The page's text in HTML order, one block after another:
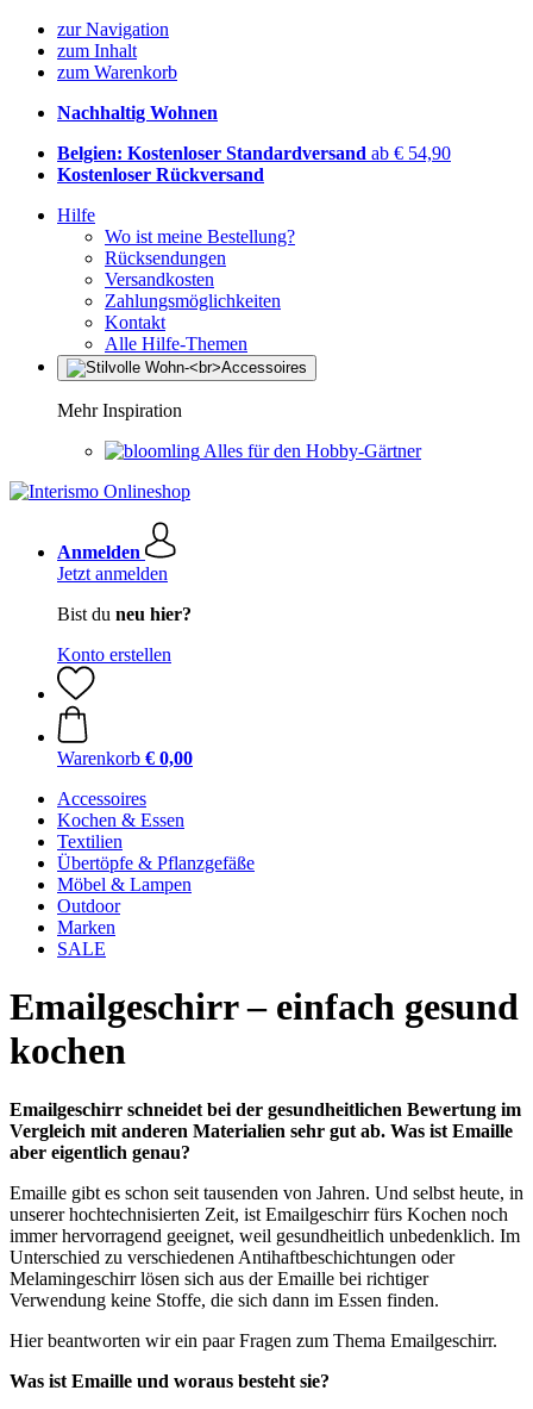
zur Navigation
zum Inhalt
zum Warenkorb
Nachhaltig Wohnen
Belgien: Kostenloser Standardversand ab € 54,90
Kostenloser Rückversand
Hilfe
Wo ist meine Bestellung?
Rücksendungen
Versandkosten
Zahlungsmöglichkeiten
Kontakt
Alle Hilfe-Themen
Mehr Inspiration
Alles für den Hobby-Gärtner
Anmelden
Jetzt anmelden
Bist du neu hier?
Konto erstellen
Warenkorb € 0,00
Accessoires
Kochen & Essen
Textilien
Übertöpfe & Pflanzgefäße
Möbel & Lampen
Outdoor
Marken
SALE
Emailgeschirr – einfach gesund
kochen
Emailgeschirr schneidet bei der gesundheitlichen Bewertung im
Vergleich mit anderen Materialien sehr gut ab. Was ist Emaille
aber eigentlich genau?
Emaille gibt es schon seit tausenden von Jahren. Und selbst heute, in
unserer hochtechnisierten Zeit, ist Emailgeschirr fürs Kochen noch
immer hervorragend geeignet, weil gesundheitlich unbedenklich. Im
Unterschied zu verschiedenen Antihaftbeschichtungen oder
Melamingeschirr lösen sich aus der Emaille bei richtiger
Verwendung keine Stoffe, die sich dann im Essen finden.
Hier beantworten wir ein paar Fragen zum Thema Emailgeschirr.
Was ist Emaille und woraus besteht sie?